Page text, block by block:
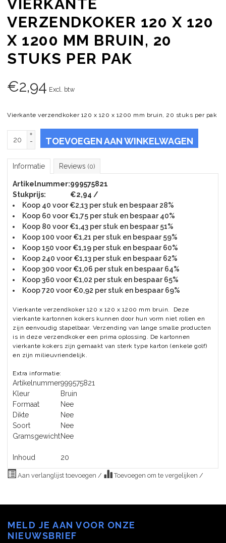
VIERKANTE
VERZENDKOKER 120 X 120
X 1200 MM BRUIN, 20
STUKS PER PAK
€2,94 Excl. btw
Vierkante verzendkoker 120 x 120 x 1200 mm bruin, 20 stuks per pak
+
-
TOEVOEGEN AAN WINKELWAGEN
Informatie Reviews (0)
Artikelnummer:999575821
Stukprijs:
€2,94 /
Koop 40 voor €2,13 per stuk en bespaar 28%
Koop 60 voor €1,75 per stuk en bespaar 40%
Koop 80 voor €1,43 per stuk en bespaar 51%
Koop 100 voor €1,21 per stuk en bespaar 59%
Koop 150 voor €1,19 per stuk en bespaar 60%
Koop 240 voor €1,13 per stuk en bespaar 62%
Koop 300 voor €1,06 per stuk en bespaar 64%
Koop 360 voor €1,02 per stuk en bespaar 65%
Koop 720 voor €0,92 per stuk en bespaar 69%
Vierkante verzendkoker 120 x 120 x 1200 mm bruin. Deze
vierkante kartonnen kokers kunnen door hun vorm niet rollen en
zijn eenvoudig stapelbaar. Verzending van lange smalle producten
is in deze verzendkoker een prima oplossing. De kartonnen
vierkante kokers zijn gemaakt van sterk type karton (enkele golf)
en zijn milieuvriendelijk.
Extra informatie:
Artikelnummer999575821
Kleur
Bruin
Formaat
Nee
Dikte
Nee
Soort
Nee
GramsgewichtNee
Inhoud 20
Aan verlanglijst toevoegen / Toevoegen om te vergelijken /
MELD JE AAN VOOR ONZE
NIEUWSBRIEF